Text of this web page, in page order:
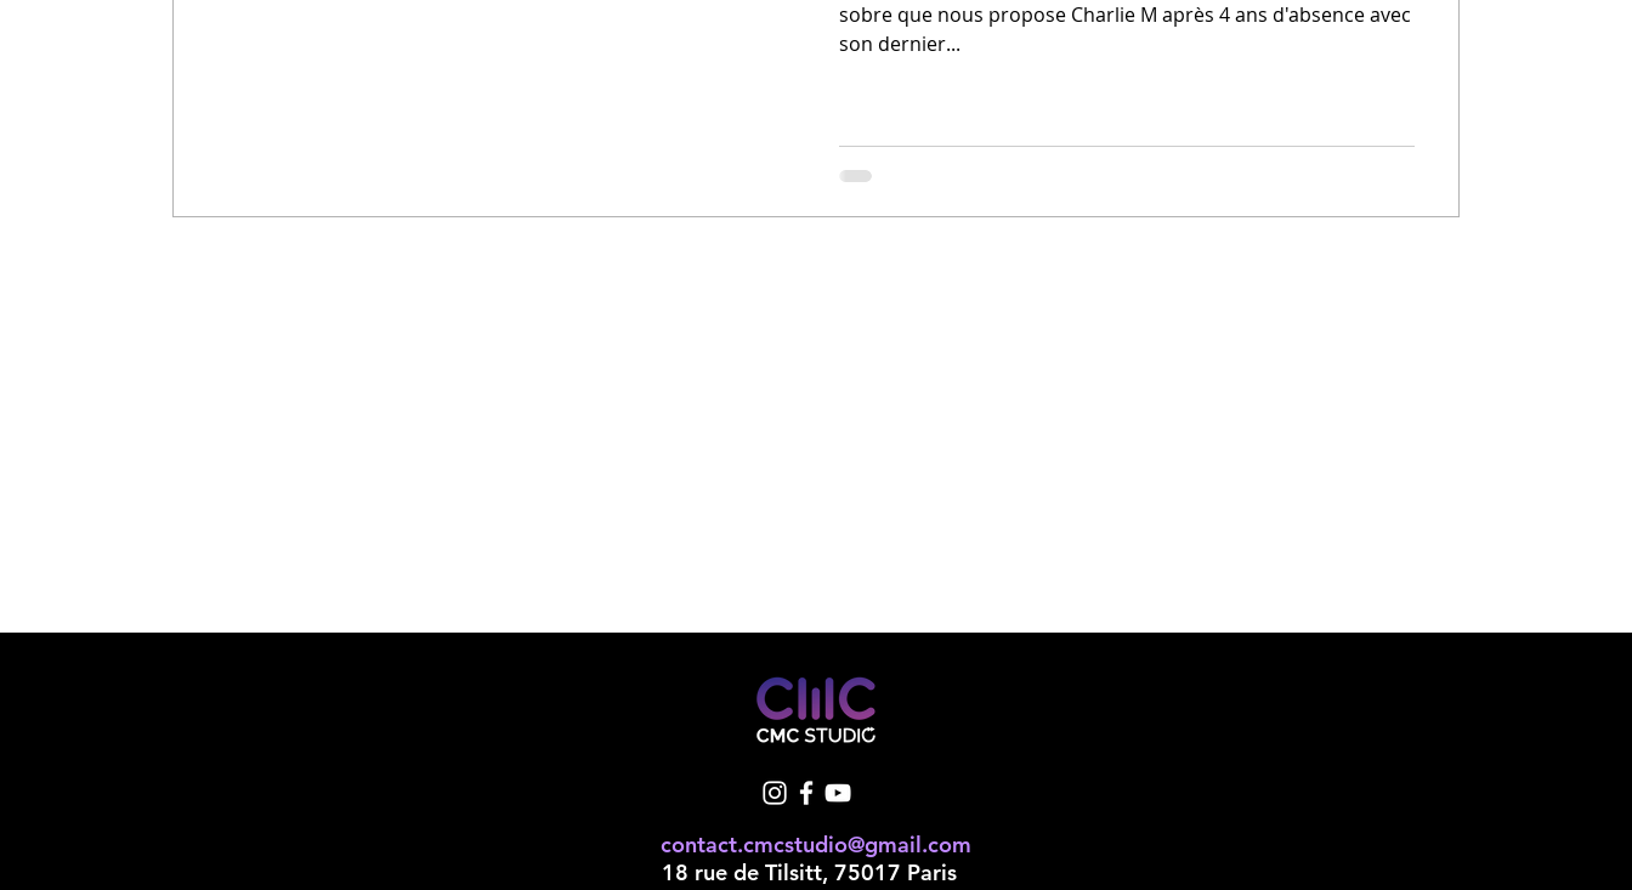
sobre que nous propose Charlie M après 4 ans d'absence avec
son dernier...
contact.cmcstudio@gmail.com
18 rue de Tilsitt, 75017 Paris